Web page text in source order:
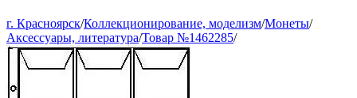
г. Красноярск/Коллекционирование, моделизм/Монеты/
Аксессуары, литература/Товар №1462285/